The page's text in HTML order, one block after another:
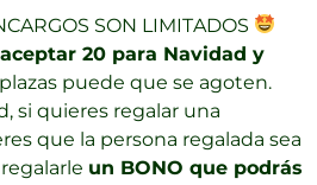
SON LIMITADOS
20 para Navidad y
puede que se agoten.
si quieres regalar una
que la persona regalada sea
un BONO que podrás